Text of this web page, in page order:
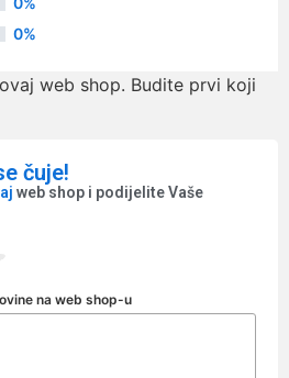
0%
web shop. Budite prvi koji
čuje!
web shop i podijelite Vaše
na web shop-u